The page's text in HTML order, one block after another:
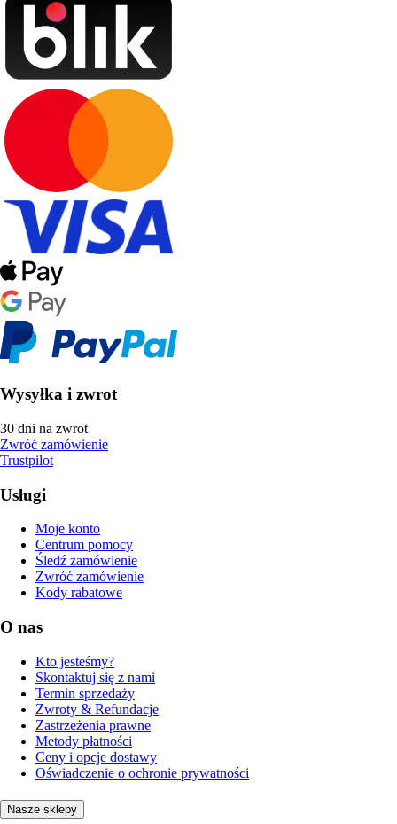
Wysyłka i zwrot
30 dni na zwrot
Zwróć zamówienie
Trustpilot
Usługi
Moje konto
Centrum pomocy
Śledź zamówienie
Zwróć zamówienie
Kody rabatowe
O nas
Kto jesteśmy?
Skontaktuj się z nami
Termin sprzedaży
Zwroty & Refundacje
Zastrzeżenia prawne
Metody płatności
Ceny i opcje dostawy
Oświadczenie o ochronie prywatności
Nasze sklepy